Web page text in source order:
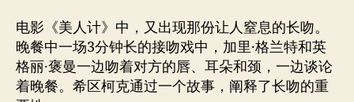
电影《美人计》中，又出现那份让人窒息的长吻。
晚餐中一场3分钟长的接吻戏中，加里·格兰特和英
格丽·褒曼一边吻着对方的唇、耳朵和颈，一边谈论
着晚餐。希区柯克通过一个故事，阐释了长吻的重